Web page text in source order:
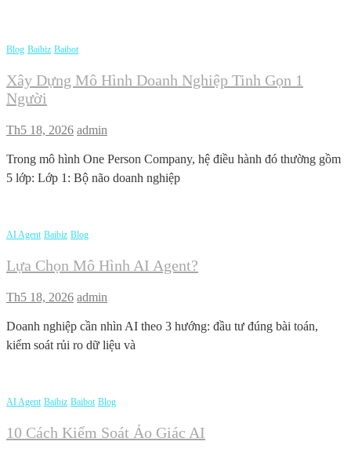
Blog Baibiz Baibot
Xây Dựng Mô Hình Doanh Nghiệp Tinh Gọn 1
Người
Th5 18, 2026 admin
Trong mô hình One Person Company, hệ điều hành đó thường gồm
5 lớp: Lớp 1: Bộ não doanh nghiệp
AI Agent Baibiz Blog
Lựa Chọn Mô Hình AI Agent?
Th5 18, 2026 admin
Doanh nghiệp cần nhìn AI theo 3 hướng: đầu tư đúng bài toán,
kiểm soát rủi ro dữ liệu và
AI Agent Baibiz Baibot Blog
10 Cách Kiểm Soát Ảo Giác AI